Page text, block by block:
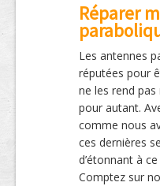
Réparer
Les antennes
réputées pour
ne les rend
pour autant.
comme nous
ces dernières
d’étonnant à
Comptez sur